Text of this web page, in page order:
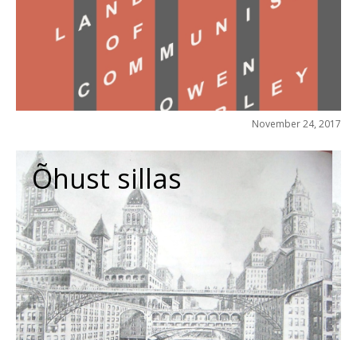
November 24, 2017
Õhust sillas